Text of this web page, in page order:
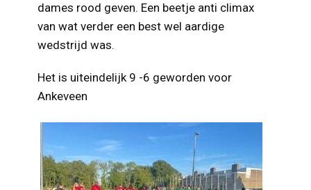
dames rood geven. Een beetje anti climax
van wat verder een best wel aardige
wedstrijd was.
Het is uiteindelijk 9 -6 geworden voor
Ankeveen